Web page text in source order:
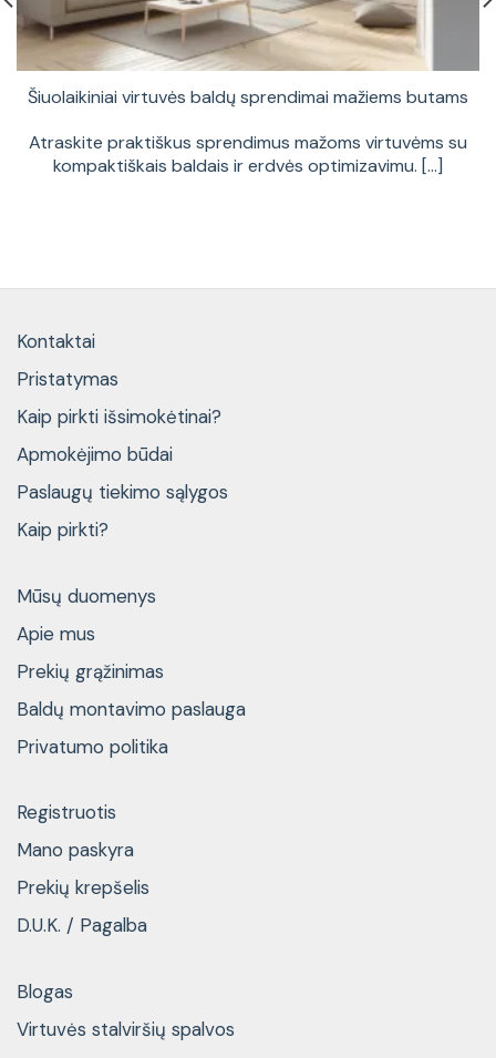
Šiuolaikiniai virtuvės baldų sprendimai mažiems butams
Atraskite praktiškus sprendimus mažoms virtuvėms su
kompaktiškais baldais ir erdvės optimizavimu. [...]
Kontaktai
Pristatymas
Kaip pirkti išsimokėtinai?
Apmokėjimo būdai
Paslaugų tiekimo sąlygos
Kaip pirkti?
Mūsų duomenys
Apie mus
Prekių grąžinimas
Baldų montavimo paslauga
Privatumo politika
Registruotis
Mano paskyra
Prekių krepšelis
D.U.K. / Pagalba
Blogas
Virtuvės stalviršių spalvos